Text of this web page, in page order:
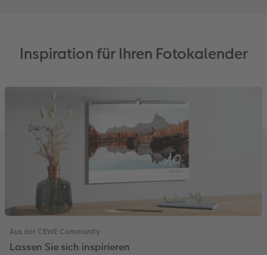
Inspiration für Ihren Fotokalender
Aus der CEWE Community
Lassen Sie sich inspirieren